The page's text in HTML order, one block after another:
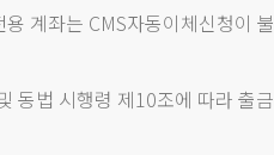
계좌는 CMS자동이체신청이 불
동법 시행령 제10조에 따라 출금